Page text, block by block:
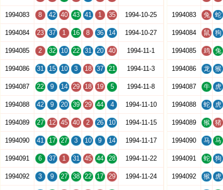
1994083 8 42 40 43 41 1 35 1994-10-25
1994084 23 37 1 16 8 36 14 1994-10-27
1994085 2 32 10 22 31 20 40 1994-11-1
1994086 31 15 10 3 18 37 21 1994-11-3
1994087 22 9 14 29 18 19 5 1994-11-8
1994088 42 9 20 39 29 44 4 1994-11-10
1994089 27 12 45 40 2 26 10 1994-11-15
1994090 41 17 27 3 10 9 14 1994-11-17
1994091 6 37 1 31 45 44 28 1994-11-22
1994092 3 9 27 38 22 17 29 1994-11-24
1994083 兔 蛇
1994084 鼠 狗
1994085 鸡 兔
1994086 龙 猴
1994087 牛 虎
1994088 蛇 虎
1994089 猴 猪
1994090 马 马
1994091 蛇 狗
1994092 猴 虎